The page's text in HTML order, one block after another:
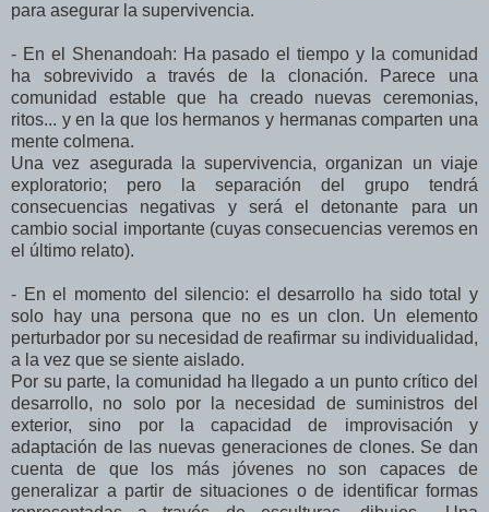
para asegurar la supervivencia.
- En el Shenandoah: Ha pasado el tiempo y la comunidad
ha sobrevivido a través de la clonación. Parece una
comunidad estable que ha creado nuevas ceremonias,
ritos... y en la que los hermanos y hermanas comparten una
mente colmena.
Una vez asegurada la supervivencia, organizan un viaje
exploratorio; pero la separación del grupo tendrá
consecuencias negativas y será el detonante para un
cambio social importante (cuyas consecuencias veremos en
el último relato).
- En el momento del silencio: el desarrollo ha sido total y
solo hay una persona que no es un clon. Un elemento
perturbador por su necesidad de reafirmar su individualidad,
a la vez que se siente aislado.
Por su parte, la comunidad ha llegado a un punto crítico del
desarrollo, no solo por la necesidad de suministros del
exterior, sino por la capacidad de improvisación y
adaptación de las nuevas generaciones de clones. Se dan
cuenta de que los más jóvenes no son capaces de
generalizar a partir de situaciones o de identificar formas